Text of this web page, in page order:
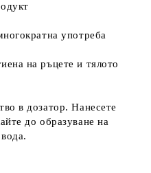
употреба
на ръцете и тялото
в дозатор. Нанесете
до образуване на